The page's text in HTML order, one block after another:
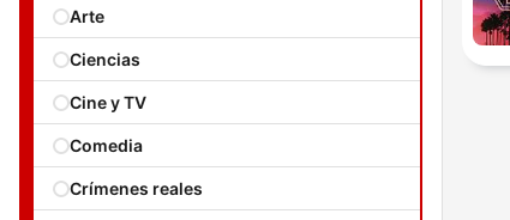
Arte
Ciencias
Cine y TV
Comedia
Crímenes reales